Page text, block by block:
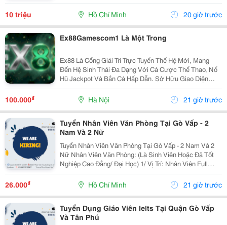
Thành Lập 16 Năm Chuyên Về Chương Trình Anh Văn
Học Thuật Ielts &Ndash; Toefl Ibt. Trung Tâm...
10 triệu Hồ Chí Minh 20 giờ trước
Ex88Gamescom1 Là Một Trong
Ex88 Là Cổng Giải Trí Trực Tuyến Thế Hệ Mới, Mang
Đến Hệ Sinh Thái Đa Dạng Với Cá Cược Thể Thao, Nổ
Hũ Jackpot Và Bắn Cá Hấp Dẫn. Sở Hữu Giao Diện
Hiện Đại Cùng Tốc Độ Xử Lý Giao Dịch Nhanh Chóng,
Ex88 Giúp Người Chơi Trải Nghiệm Liền Mạch Trên
100.000₫ Hà Nội 21 giờ trước
Tuyển Nhân Viên Văn Phòng Tại Gò Vấp - 2
Nam Và 2 Nữ
Tuyển Nhân Viên Văn Phòng Tại Gò Vấp - 2 Nam Và 2
Nữ Nhân Viên Văn Phòng: (Là Sinh Viên Hoặc Đã Tốt
Nghiệp Cao Đẳng/ Đại Học) 1/ Vị Trí: Nhân Viên Full
Time (2 Nam 2 Nữ) Ca Làm: 13:00 Đến 21:00 (1 Tháng
Được Nghỉ Phép 1 Ngày, Và Hưởng Các Ngày...
26.000₫ Hồ Chí Minh 21 giờ trước
Tuyển Dụng Giáo Viên Ielts Tại Quận Gò Vấp
Và Tân Phú